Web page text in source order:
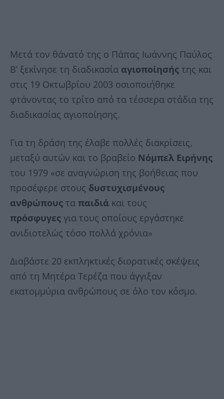
Mετά τον θάνατό της ο Πάπας Ιωάννης Παύλος
Β’ ξεκίνησε τη διαδικασία αγιοποίησής της και
στις 19 Οκτωβρίου 2003 οσιοποιήθηκε
φτάνοντας το τρίτο από τα τέσσερα στάδια της
διαδικασίας αγιοποίησης.
Για τη δράση της έλαβε πολλές διακρίσεις,
μεταξύ αυτών και το βραβείο Νόμπελ Ειρήνης
του 1979 «σε αναγνώριση της βοήθειας που
προσέφερε στoυς δυστυχισμένους
ανθρώπους τα παιδιά και τους
πρόσφυγες για τους οποίους εργάστηκε
ανιδιοτελώς τόσο πολλά χρόνια»
Διαβάστε 20 εκπληκτικές διορατικές σκέψεις
από τη Μητέρα Τερέζα που άγγιξαν
εκατομμύρια ανθρώπους σε όλο τον κόσμο.